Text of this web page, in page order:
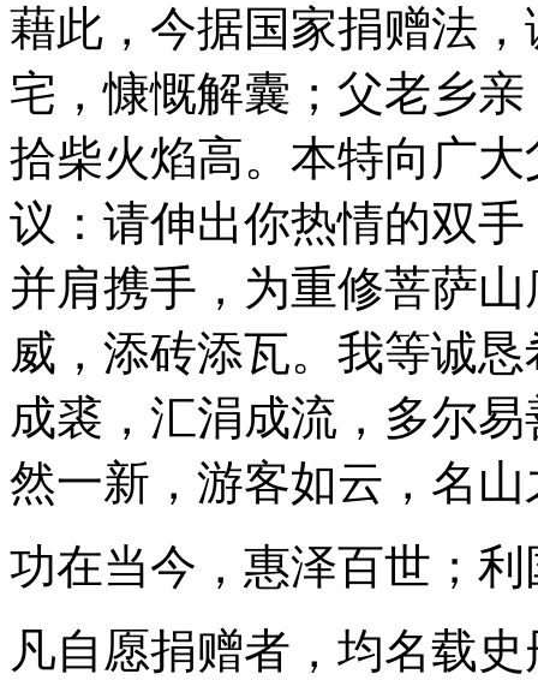
藉此，今据国家捐赠法
宅，慷慨解囊；父老乡
拾柴火焰高。本特向广
议：请伸出你热情的双
并肩携手，为重修菩萨
威，添砖添瓦。我等诚
成裘，汇涓成流，多尔
然一新，游客如云，名
功在当今，惠泽百世；
凡自愿捐赠者，均名载